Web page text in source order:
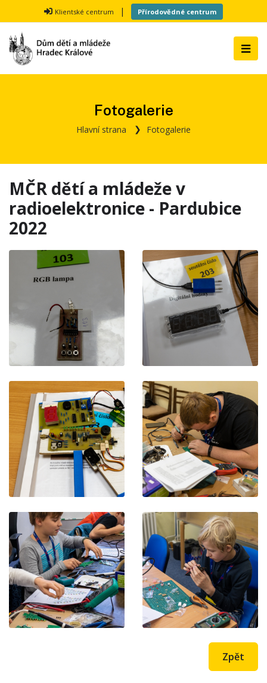
Klientské centrum | Přírodovědné centrum
Fotogalerie
Hlavní strana Fotogalerie
MČR dětí a mládeže v
radioelektronice - Pardubice
2022
Zpět